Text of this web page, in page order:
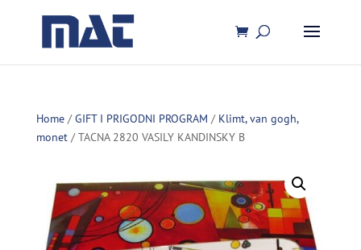
Home/GIFT I PRIGODNI PROGRAM / Klimt, van gogh,
monet/ TACNA 2820 VASILY KANDINSKY B